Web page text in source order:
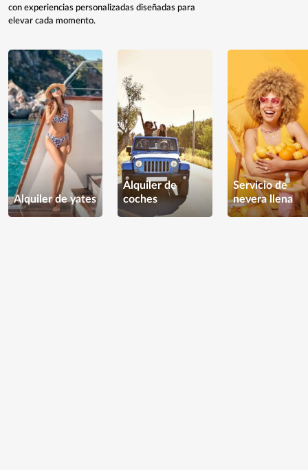
con experiencias personalizadas diseñadas para
elevar cada momento.
Alquiler de yates
Alquiler de
coches
Servicio de
nevera llena